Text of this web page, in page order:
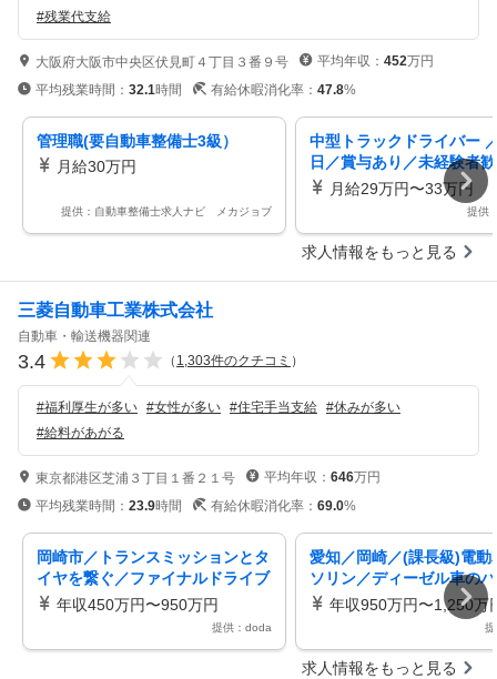
#残業代支給
大阪府大阪市中央区伏見町４丁目３番９号 平均年収： 452万円
平均残業時間： 32.1時間 有給休暇消化率： 47.8%
管理職(要自動車整備士3級）
月給30万円
提供：自動車整備士求人ナビ メカジョブ
中型トラックドライバー
日／賞与あり／未経験者
族手当あり
月給29万円〜33万円
提供
求人情報をもっと見る
三菱自動車工業株式会社
自動車・輸送機器関連
3.4 （ 1,303件のクチコミ ）
#福利厚生が多い #女性が多い #住宅手当支給 #休みが多い
#給料があがる
東京都港区芝浦３丁目１番２１号 平均年収： 646万円
平均残業時間： 23.9時間 有給休暇消化率： 69.0%
岡崎市／トランスミッションとタ
イヤを繋ぐ／ファイナルドライブ
製品の開発業務リモート有292
年収450万円〜950万円
提供：doda
愛知／岡崎／(課長級)電動
ソリン／ディーゼル車の
レイン性能開発・計画［
年収950万円〜1,250万
求人情報をもっと見る